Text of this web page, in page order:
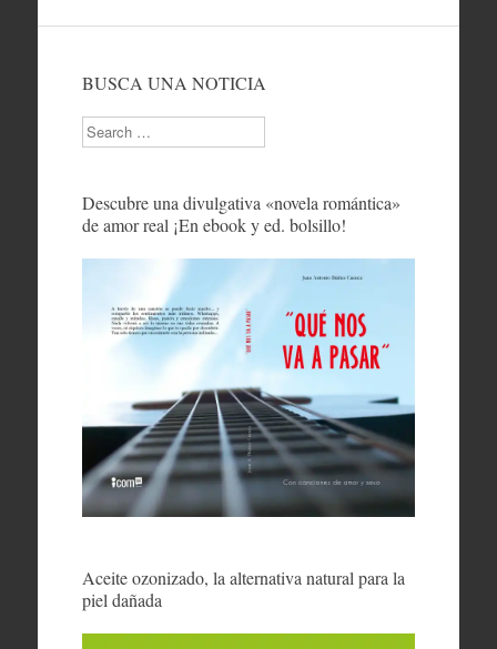
BUSCA UNA NOTICIA
Search
Descubre una divulgativa «novela romántica»
de amor real ¡En ebook y ed. bolsillo!
Aceite ozonizado, la alternativa natural para la
piel dañada